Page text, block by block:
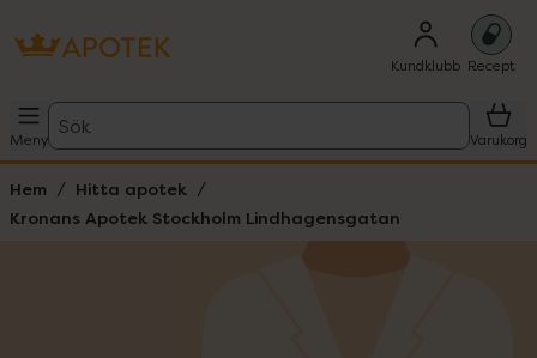
Kundklubb Recept
Meny
Sök
Varukorg
Hem
Hitta apotek
Kronans Apotek Stockholm Lindhagensgatan